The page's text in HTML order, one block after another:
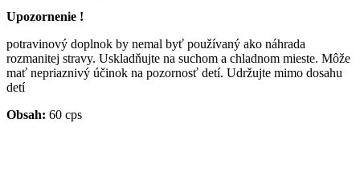
Upozornenie !
potravinový doplnok by nemal byť používaný ako náhrada
rozmanitej stravy. Uskladňujte na suchom a chladnom mieste. Môže
mať nepriaznivý účinok na pozornosť detí. Udržujte mimo dosahu
detí
Obsah: 60 cps